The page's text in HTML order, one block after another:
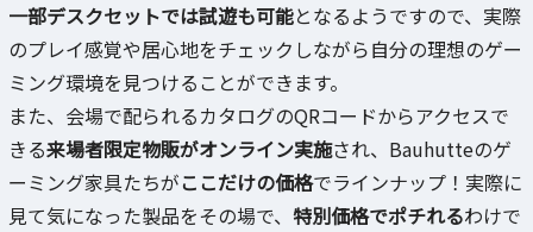
一部デスクセットでは試遊も可能となるようですので、実際
のプレイ感覚や居心地をチェックしながら自分の理想のゲー
ミング環境を見つけることができます。
また、会場で配られるカタログのQRコードからアクセスで
きる来場者限定物販がオンライン実施され、Bauhutteのゲ
ーミング家具たちがここだけの価格でラインナップ！実際に
見て気になった製品をその場で、 特別価格でポチれるわけで